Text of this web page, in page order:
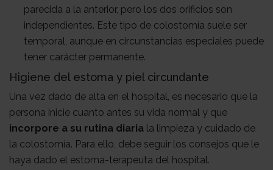
parecida a la anterior, pero los dos orificios son
independientes. Este tipo de colostomía suele ser
temporal, aunque en circunstancias especiales puede
tener carácter permanente.
Higiene del estoma y piel circundante
Una vez dado de alta en el hospital, es necesario que la
persona inicie cuanto antes su vida normal y que
incorpore a su rutina diaria la limpieza y cuidado de
la colostomía. Para ello, debe seguir los consejos que le
haya dado el estoma-terapeuta del hospital.